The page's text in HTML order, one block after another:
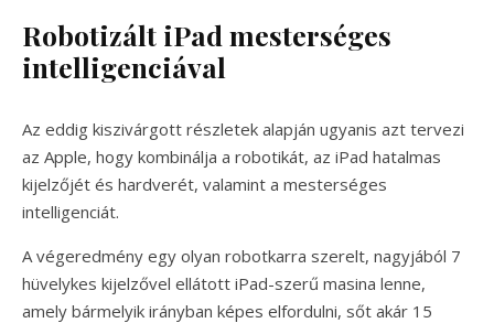
Robotizált iPad mesterséges
intelligenciával
Az eddig kiszivárgott részletek alapján ugyanis azt tervezi
az Apple, hogy kombinálja a robotikát, az iPad hatalmas
kijelzőjét és hardverét, valamint a mesterséges
intelligenciát.
A végeredmény egy olyan robotkarra szerelt, nagyjából 7
hüvelykes kijelzővel ellátott iPad-szerű masina lenne,
amely bármelyik irányban képes elfordulni, sőt akár 15